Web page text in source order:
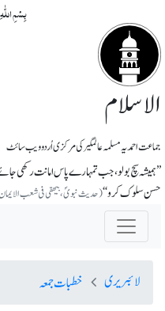
بِسۡمِ
الاسلام
جماعت احمدیہ مسلمہ عالمگیر کی مرکزی اُردو ویب سائٹ
’’ہمیشہ سچ بولو، جب تمہارے پاس امانت رکھی
حسن سلوک کرو ‘‘(حدیث نبویؐ، بیھقی فی شعب
لائبریری خطبات جمعہ